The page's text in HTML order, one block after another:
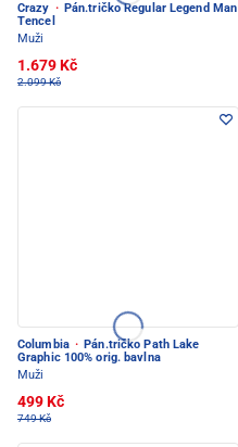
Crazy · Pán.tričko Regular Legend Man
Tencel
Muži
1.679 Kč
2.099 Kč
Columbia · Pán.tričko Path Lake
Graphic 100% orig. bavlna
Muži
499 Kč
749 Kč